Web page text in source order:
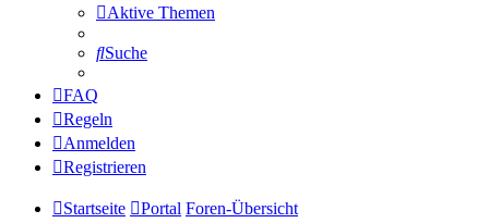
Aktive Themen
Suche
FAQ
Regeln
Anmelden
Registrieren
Startseite Portal Foren-Übersicht